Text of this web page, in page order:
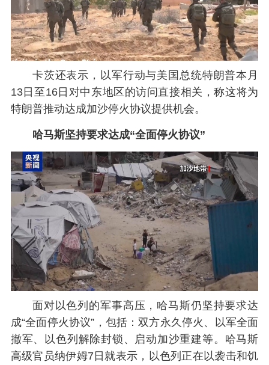
卡茨还表示，以军行动与美国总统特朗普本月
13日至16日对中东地区的访问直接相关，称这将为
特朗普推动达成加沙停火协议提供机会。
哈马斯坚持要求达成“全面停火协议”
面对以色列的军事高压，哈马斯仍坚持要求达
成“全面停火协议”，包括：双方永久停火、以军全面
撤军、以色列解除封锁、启动加沙重建等。哈马斯
高级官员纳伊姆7日就表示，以色列正在以袭击和饥